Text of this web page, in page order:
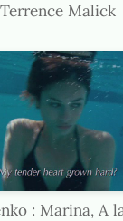
Terrence Malick
: Marina, A